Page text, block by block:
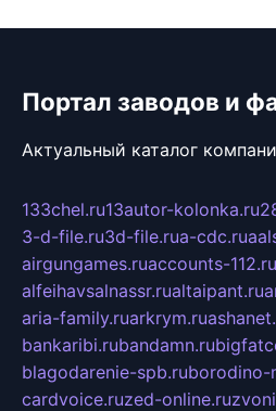
Портал заводов и
Актуальный каталог
133chel.ru13autor-kolonka.ru
3-d-file.ru3d-file.rua-cdc.ru
airgungames.ruaccounts-112.ru
alfeihavsalnassr.rualtaipant.ru
aria-family.ruarkrym.ru
bankaribi.rubandamn.ru
blagodarenie-spb.ruborodino-
cardvoice.ruzed-online.ru